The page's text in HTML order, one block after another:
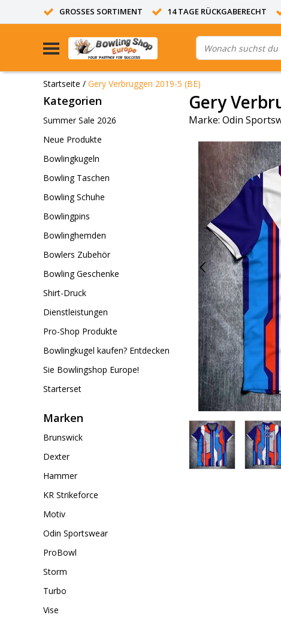
GROSSES SORTIMENT 14 TAGE RÜCKGABERECHT
Startseite / Gery Verbruggen 2019-5 (BE)
Kategorien
Summer Sale 2026
Neue Produkte
Bowlingkugeln
Bowling Taschen
Bowling Schuhe
Bowlingpins
Bowlinghemden
Bowlers Zubehör
Bowling Geschenke
Shirt-Druck
Dienstleistungen
Pro-Shop Produkte
Bowlingkugel kaufen? Entdecken
Sie Bowlingshop Europe!
Starterset
Marken
Brunswick
Dexter
Hammer
KR Strikeforce
Motiv
Odin Sportswear
ProBowl
Storm
Turbo
Vise
Gery
Marke: Odin